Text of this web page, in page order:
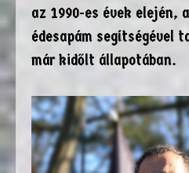
az 1990-es évek elején,
édesapám segítségével
már kidőlt állapotában.